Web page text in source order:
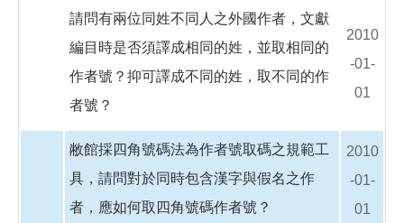
請問有兩位同姓不同人之外國作者，文獻
編目時是否須譯成相同的姓，並取相同的
作者號？抑可譯成不同的姓，取不同的作
者號？
2010
-01-
01
敝館採四角號碼法為作者號取碼之規範工
具，請問對於同時包含漢字與假名之作
者，應如何取四角號碼作者號？
2010
-01-
01